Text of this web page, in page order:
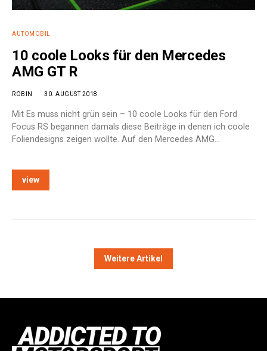
AUTOMOBIL
10 coole Looks für den Mercedes
AMG GT R
ROBIN 30. AUGUST 2018
Mit Es muss nicht grün sein – 10 coole Looks für den Ford
Focus RS begannen damals diese Beiträge in denen ich coole
Foliendesigns zeigen wollte. Auf den Mercedes AMG…
view
Weitere Artikel